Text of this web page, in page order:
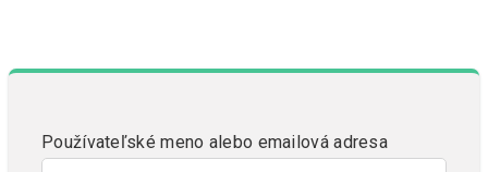
Používateľské meno alebo emailová adresa